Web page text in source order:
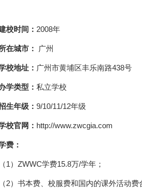
校时间： 2008年
在城市： 广州
校地址： 广州市黄埔区丰乐南路438号
学类型： 私立学校
生年级： 9/10/11/12年级
校官网： http://www.zwcgia.com
费：
（1）ZWWC学费15.8万/学年；
（2）书本费、校服费和国内的课外活动